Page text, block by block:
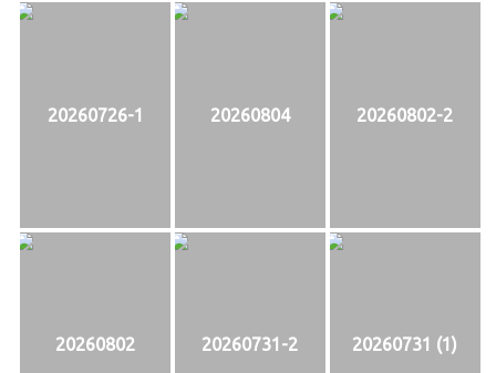
20260726-1 20260804 20260802-2
20260802 20260731-2 20260731 (1)